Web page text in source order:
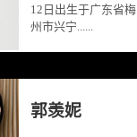
12日出生于广东省梅
州市兴宁......
郭羡妮